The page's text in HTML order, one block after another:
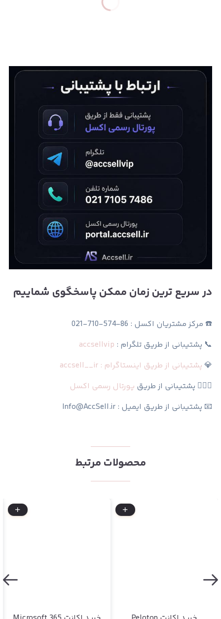
در سریع ترین زمان ممکن پاسخگوی شماییم
☎️ مرکز مشتریان اکسل : 86-574-710-021
📞 پشتیبانی از طریق تلگرام : accsellvip
💎 پشتیبانی از طریق اینستاگرام : accsell__ir
🙆🏻‍♀️ پشتیبانی از طریق پورتال رسمی اکسل
📧 پشتیبانی از طریق ایمیل : Info@AccSell.ir
محصولات مرتبط